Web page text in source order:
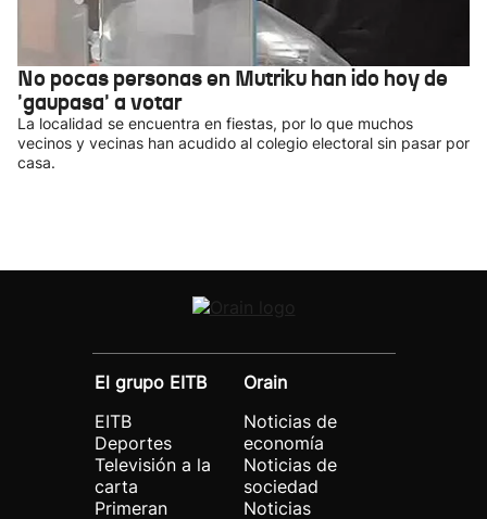
No pocas personas en Mutriku han ido hoy de
'gaupasa' a votar
La localidad se encuentra en fiestas, por lo que muchos
vecinos y vecinas han acudido al colegio electoral sin pasar por
casa.
El grupo EITB
EITB
Deportes
Televisión a la
carta
Primeran
Orain
Noticias de
economía
Noticias de
sociedad
Noticias